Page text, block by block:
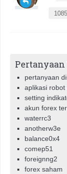
1085
pertanyaan
aplikasi
setting
akun forex
waterrc3
anotherw3e
balance0x4
comep51
foreignng2
forex saham